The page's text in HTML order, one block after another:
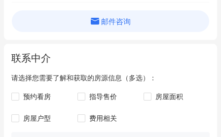
邮件咨询
联系中介
请选择您需要了解和获取的房源信息（多选）：
预约看房 指导售价 房屋面积
房屋户型 费用相关